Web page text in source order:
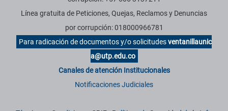
Línea gratuita de Peticiones, Quejas, Reclamos y Denuncias
por corrupción: 018000966781
Para radicación de documentos y/o solicitudesventanillaunic
a@utp.edu.co
Canales de atención Institucionales
Notificaciones Judiciales